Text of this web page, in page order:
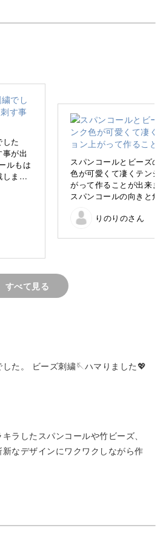
力のフラミンゴを、スパンコール
をミックスして表現！
なブローチを、洋輔先生と楽しみ
う。
するテクニックや、フラミンゴの
など、わかりやすくレッスンして
るコツ
ときのポイント
しながら、可愛いフラミンゴを
糸始末の方法など、きれいな作品
ーズやスパンコールでも面を刺繍
た
が出
ルもは
しまし
ます
た(*
た。
スパンコールとビーズの
色が可愛くて凄くテンシ
がって作ることが出来ま
スパンコールの向きと角
のにかなり苦戦してし
たより太めで硬かったの
最後のコメントで仰って
オハシを作ろうと思って
す。頑張ります！
りのりのさん
すべて見る
た。 ビーズ刺繍🪡ハマりました💖
ラしたスパンコールや竹ビーズ、
なデザインにワクワクしながら作